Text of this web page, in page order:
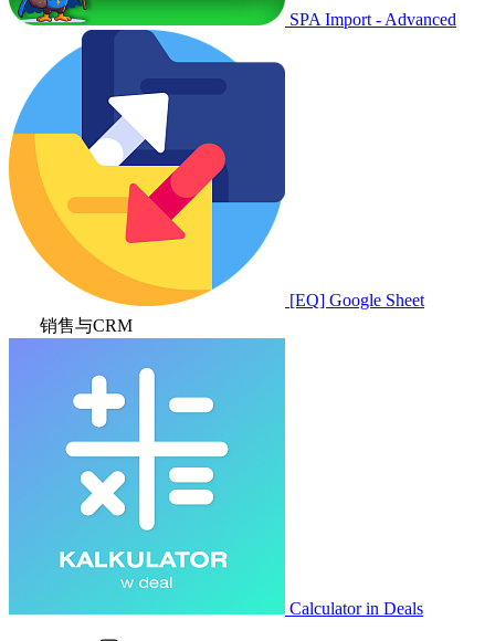
SPA Import - Advanced
[EQ] Google Sheet
销售与CRM
Calculator in Deals